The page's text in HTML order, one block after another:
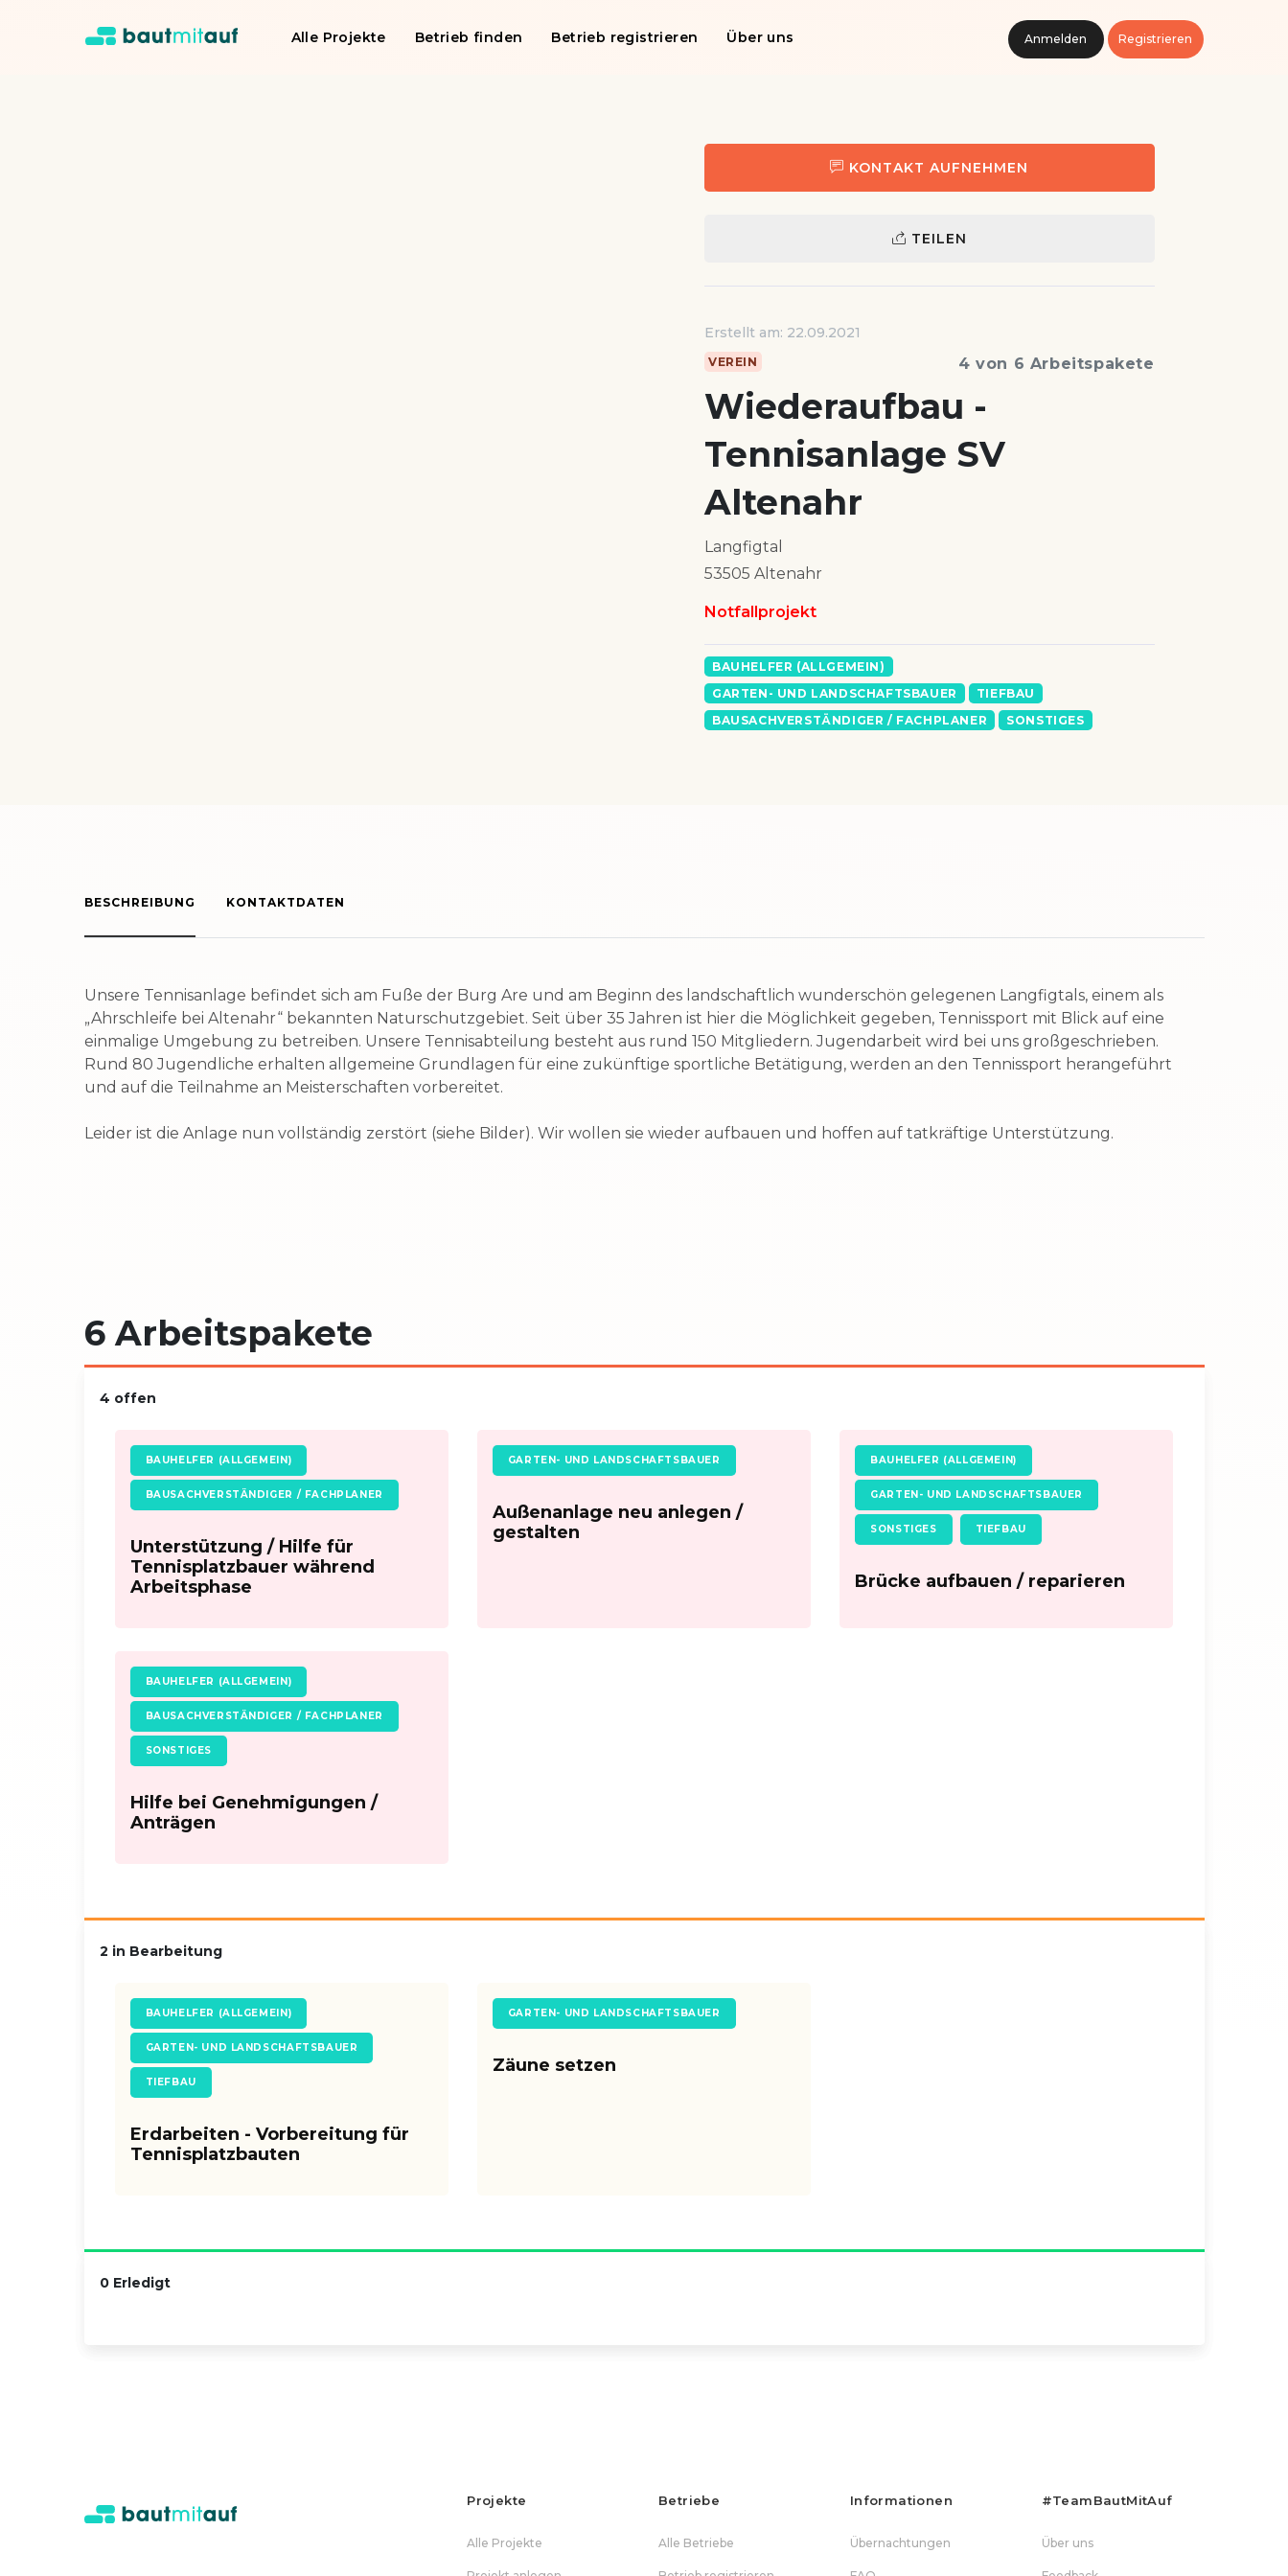
Alle Projekte Betrieb finden Betrieb registrieren Über uns Anmelden Registrieren
KONTAKT AUFNEHMEN
TEILEN
Erstellt am: 22.09.2021
VEREIN 4 von 6 Arbeitspakete
Wiederaufbau -
Tennisanlage SV
Altenahr
Langfigtal
53505 Altenahr
Notfallprojekt
BAUHELFER (ALLGEMEIN)
GARTEN- UND LANDSCHAFTSBAUER
TIEFBAU
BAUSACHVERSTÄNDIGER / FACHPLANER
SONSTIGES
BESCHREIBUNG KONTAKTDATEN
Unsere Tennisanlage befindet sich am Fuße der Burg Are und am Beginn des landschaftlich wunderschön gelegenen Langfigtals, einem als
„Ahrschleife bei Altenahr“ bekannten Naturschutzgebiet. Seit über 35 Jahren ist hier die Möglichkeit gegeben, Tennissport mit Blick auf eine
einmalige Umgebung zu betreiben. Unsere Tennisabteilung besteht aus rund 150 Mitgliedern. Jugendarbeit wird bei uns großgeschrieben.
Rund 80 Jugendliche erhalten allgemeine Grundlagen für eine zukünftige sportliche Betätigung, werden an den Tennissport herangeführt
und auf die Teilnahme an Meisterschaften vorbereitet.
Leider ist die Anlage nun vollständig zerstört (siehe Bilder). Wir wollen sie wieder aufbauen und hoffen auf tatkräftige Unterstützung.
6 Arbeitspakete
4 offen
BAUHELFER (ALLGEMEIN)
BAUSACHVERSTÄNDIGER / FACHPLANER
Unterstützung / Hilfe für
Tennisplatzbauer während
Arbeitsphase
GARTEN- UND LANDSCHAFTSBAUER
Außenanlage neu anlegen /
gestalten
BAUHELFER (ALLGEMEIN)
GARTEN- UND LANDSCHAFTSBAUER
SONSTIGES TIEFBAU
Brücke aufbauen / reparieren
BAUHELFER (ALLGEMEIN)
BAUSACHVERSTÄNDIGER / FACHPLANER
SONSTIGES
Hilfe bei Genehmigungen /
Anträgen
2 in Bearbeitung
BAUHELFER (ALLGEMEIN)
GARTEN- UND LANDSCHAFTSBAUER
TIEFBAU
Erdarbeiten - Vorbereitung für
Tennisplatzbauten
GARTEN- UND LANDSCHAFTSBAUER
Zäune setzen
0 Erledigt
Projekte
Alle Projekte
Betriebe
Alle Betriebe
Informationen
Übernachtungen
#teamBautMitAuf
Über uns